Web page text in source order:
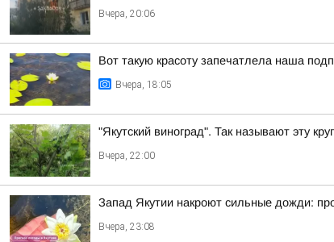
Вчера, 20:06
Вот такую красоту запечатлела наша
Вчера, 18:05
"Якутский виноград". Так называют эту
Вчера, 22:00
Запад Якутии накроют сильные дожди:
Вчера, 23:08